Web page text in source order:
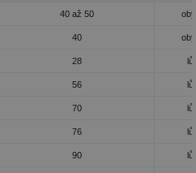
40 až 50
40
28
56
70
76
90